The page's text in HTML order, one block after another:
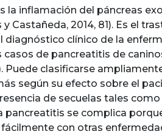
la inflamación del páncreas
y Castañeda, 2014, 81). Es el
diagnóstico clínico de la
casos de pancreatitis de
Puede clasificarse
según su efecto sobre el
de secuelas tales
pancreatitis se complica
con otras